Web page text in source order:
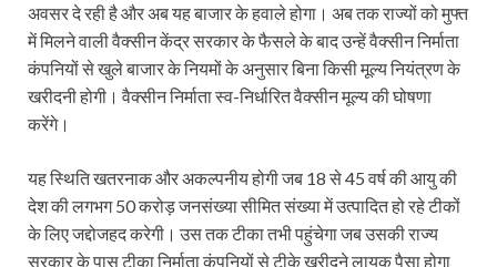
अवसर दे रही है और अब यह बाजार के हवाले होगा। अब तक राज्यों को मुफ्त
में मिलने वाली वैक्सीन केंद्र सरकार के फैसले के बाद उन्हें वैक्सीन निर्माता
कंपनियों से खुले बाजार के नियमों के अनुसार बिना किसी मूल्य नियंत्रण के
खरीदनी होगी। वैक्सीन निर्माता स्व-निर्धारित वैक्सीन मूल्य की घोषणा
करेंगे।
यह स्थिति खतरनाक और अकल्पनीय होगी जब 18 से 45 वर्ष की आयु की
देश की लगभग 50 करोड़ जनसंख्या सीमित संख्या में उत्पादित हो रहे टीकों
के लिए जद्दोजहद करेगी। उस तक टीका तभी पहुंचेगा जब उसकी राज्य
सरकार के पास टीका निर्माता कंपनियों से टीके खरीदने लायक पैसा होगा